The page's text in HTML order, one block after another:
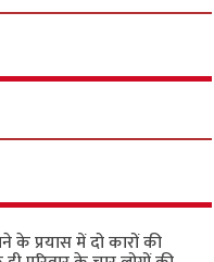
के प्रयास में दो कारों की